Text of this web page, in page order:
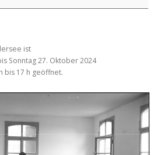
ist
Sonntag 27. Oktober 2024
bis 17 h geöffnet.